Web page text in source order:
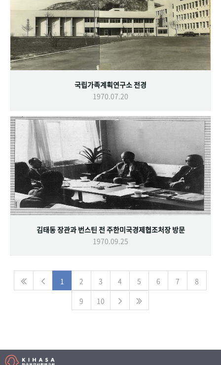
국립가족계획연구소 전경
1970.07.20
김태동 장관과 번스틴 전 주한미국경제협조처장 방문
1970.09.25
1 2 3 4 5 6 7
8
9
10